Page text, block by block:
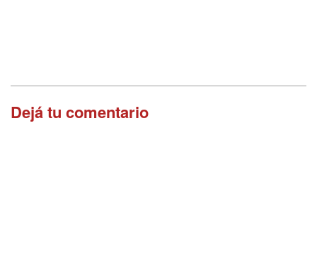
Dejá tu comentario